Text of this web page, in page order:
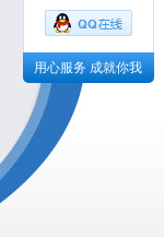
用心服务 成就你我